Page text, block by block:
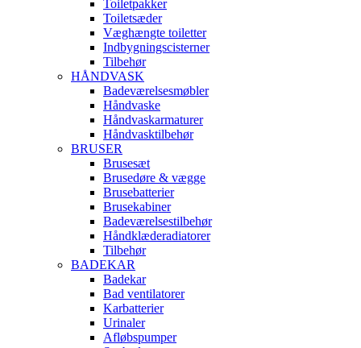
Toiletpakker
Toiletsæder
Væghængte toiletter
Indbygningscisterner
Tilbehør
HÅNDVASK
Badeværelsesmøbler
Håndvaske
Håndvaskarmaturer
Håndvasktilbehør
BRUSER
Brusesæt
Brusedøre & vægge
Brusebatterier
Brusekabiner
Badeværelsestilbehør
Håndklæderadiatorer
Tilbehør
BADEKAR
Badekar
Bad ventilatorer
Karbatterier
Urinaler
Afløbspumper